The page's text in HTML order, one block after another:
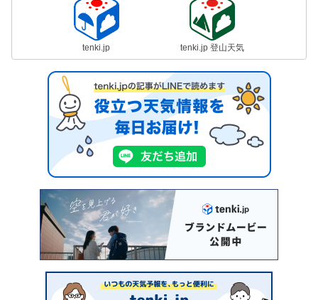
tenki.jp tenki.jp 登山天気